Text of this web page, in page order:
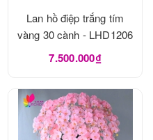
Lan hồ điệp trắng tím
vàng 30 cành - LHD1206
7.500.000₫